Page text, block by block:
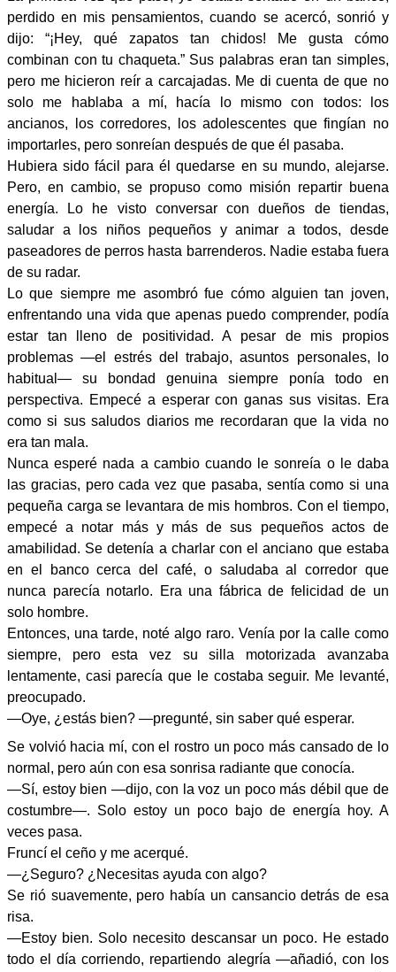
perdido en mis pensamientos, cuando se acercó, sonrió y
dijo: “¡Hey, qué zapatos tan chidos! Me gusta cómo
combinan con tu chaqueta.” Sus palabras eran tan simples,
pero me hicieron reír a carcajadas. Me di cuenta de que no
solo me hablaba a mí, hacía lo mismo con todos: los
ancianos, los corredores, los adolescentes que fingían no
importarles, pero sonreían después de que él pasaba.
Hubiera sido fácil para él quedarse en su mundo, alejarse.
Pero, en cambio, se propuso como misión repartir buena
energía. Lo he visto conversar con dueños de tiendas,
saludar a los niños pequeños y animar a todos, desde
paseadores de perros hasta barrenderos. Nadie estaba fuera
de su radar.
Lo que siempre me asombró fue cómo alguien tan joven,
enfrentando una vida que apenas puedo comprender, podía
estar tan lleno de positividad. A pesar de mis propios
problemas —el estrés del trabajo, asuntos personales, lo
habitual— su bondad genuina siempre ponía todo en
perspectiva. Empecé a esperar con ganas sus visitas. Era
como si sus saludos diarios me recordaran que la vida no
era tan mala.
Nunca esperé nada a cambio cuando le sonreía o le daba
las gracias, pero cada vez que pasaba, sentía como si una
pequeña carga se levantara de mis hombros. Con el tiempo,
empecé a notar más y más de sus pequeños actos de
amabilidad. Se detenía a charlar con el anciano que estaba
en el banco cerca del café, o saludaba al corredor que
nunca parecía notarlo. Era una fábrica de felicidad de un
solo hombre.
Entonces, una tarde, noté algo raro. Venía por la calle como
siempre, pero esta vez su silla motorizada avanzaba
lentamente, casi parecía que le costaba seguir. Me levanté,
preocupado.
—Oye, ¿estás bien? —pregunté, sin saber qué esperar.
Se volvió hacia mí, con el rostro un poco más cansado de lo
normal, pero aún con esa sonrisa radiante que conocía.
—Sí, estoy bien —dijo, con la voz un poco más débil que de
costumbre—. Solo estoy un poco bajo de energía hoy. A
veces pasa.
Fruncí el ceño y me acerqué.
—¿Seguro? ¿Necesitas ayuda con algo?
Se rió suavemente, pero había un cansancio detrás de esa
risa.
—Estoy bien. Solo necesito descansar un poco. He estado
todo el día corriendo, repartiendo alegría —añadió, con los